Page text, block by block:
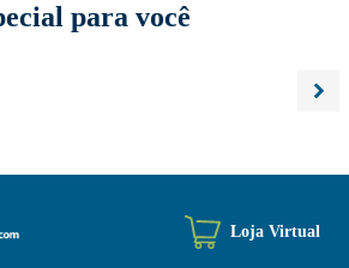
para você
Loja Virtual